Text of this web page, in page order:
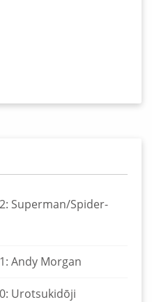
Superman/Spider-
Andy Morgan
Urotsukidōji